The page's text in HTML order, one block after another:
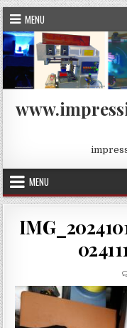
Skip
to
content
MENU
MENU